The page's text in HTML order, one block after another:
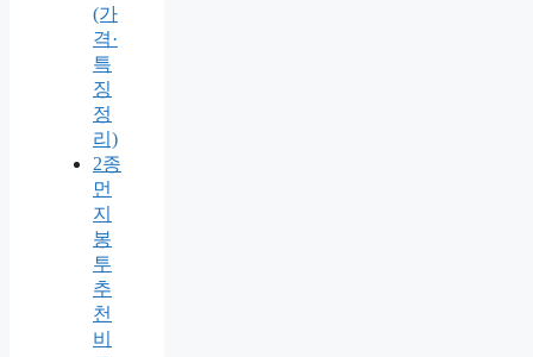
(가
격·
특
징
정
리)
2종
먼
지
봉
투
추
천
비